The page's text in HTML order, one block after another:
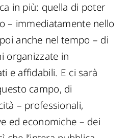
in più: quella di poter
– immediatamente nello
anche nel tempo – di
organizzate in
e affidabili. E ci sarà
campo, di
– professionali,
ed economiche – dei